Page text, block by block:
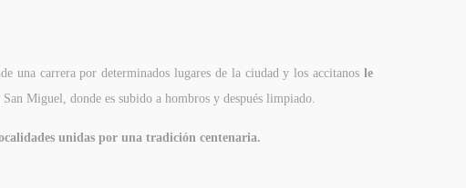
una carrera por determinados lugares de la ciudad y los accitanosle
Miguel, donde es subido a hombros y después limpiado.
unidas por una tradición centenaria.